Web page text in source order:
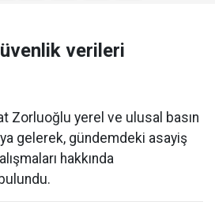
verileri
Zorluoğlu yerel ve ulusal basın
gelerek, gündemdeki asayiş
hakkında